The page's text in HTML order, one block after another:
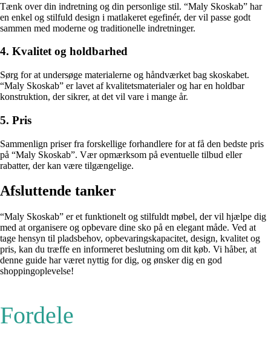
Tænk over din indretning og din personlige stil. “Maly Skoskab” har
en enkel og stilfuld design i matlakeret egefinér, der vil passe godt
sammen med moderne og traditionelle indretninger.
4. Kvalitet og holdbarhed
Sørg for at undersøge materialerne og håndværket bag skoskabet.
“Maly Skoskab” er lavet af kvalitetsmaterialer og har en holdbar
konstruktion, der sikrer, at det vil vare i mange år.
5. Pris
Sammenlign priser fra forskellige forhandlere for at få den bedste pris
på “Maly Skoskab”. Vær opmærksom på eventuelle tilbud eller
rabatter, der kan være tilgængelige.
Afsluttende tanker
“Maly Skoskab” er et funktionelt og stilfuldt møbel, der vil hjælpe dig
med at organisere og opbevare dine sko på en elegant måde. Ved at
tage hensyn til pladsbehov, opbevaringskapacitet, design, kvalitet og
pris, kan du træffe en informeret beslutning om dit køb. Vi håber, at
denne guide har været nyttig for dig, og ønsker dig en god
shoppingoplevelse!
Fordele